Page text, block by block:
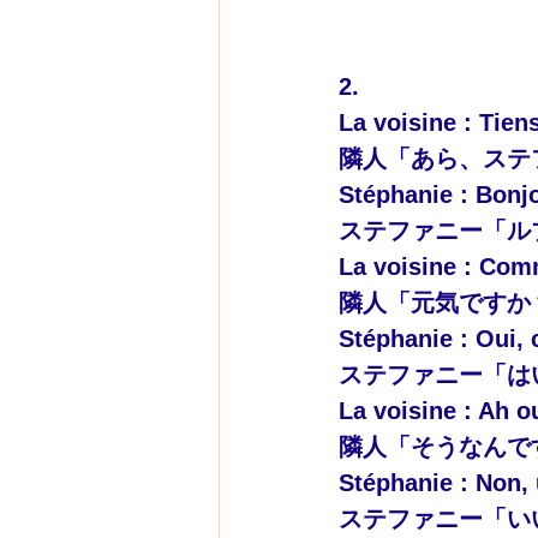
2.
La voisine :
隣人「あら、ス
Stéphanie :
ステファニー「
La voisine :
隣人「元気です
Stéphanie : Oui,
ステファニー「
La voisine : Ah
隣人「そうなん
Stéphanie :
ステファニー「